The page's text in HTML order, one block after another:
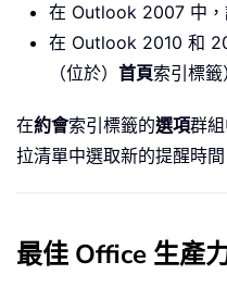
在 Outlook 2007 中，
在 Outlook 2010 和
（位於） 首頁索引標籤
在約會索引標籤的選項群
拉清單中選取新的提醒時間
最佳 Office 生產